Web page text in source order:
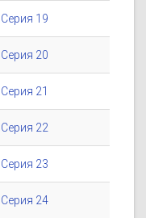
19
20
21
22
23
24